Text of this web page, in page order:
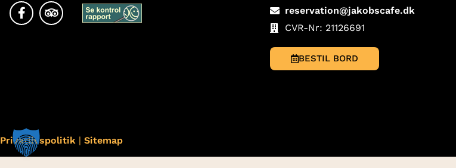
reservation@jakobscafe.dk
CVR-Nr: 21126691
BESTIL BORD
Privatlivspolitik | Sitemap